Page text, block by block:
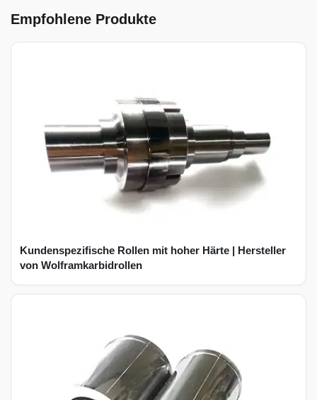
Empfohlene Produkte
Kundenspezifische Rollen mit hoher Härte | Hersteller
von Wolframkarbidrollen